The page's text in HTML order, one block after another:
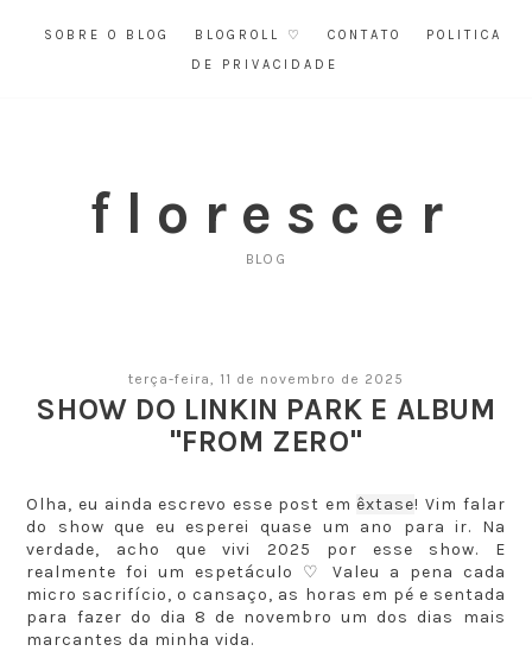
SOBRE O BLOG BLOGROLL ♡ CONTATO
POLITICA
DE PRIVACIDADE
f l o r e s c e r
BLOG
terça-feira, 11 de novembro de 2025
SHOW DO LINKIN PARK E ALBUM
"FROM ZERO"
Olha, eu ainda escrevo esse post em êxtase! Vim falar
do show que eu esperei quase um ano para ir. Na
verdade, acho que vivi 2025 por esse show. E
realmente foi um espetáculo ♡ Valeu a pena cada
micro sacrifício, o cansaço, as horas em pé e sentada
para fazer do dia 8 de novembro um dos dias mais
marcantes da minha vida.